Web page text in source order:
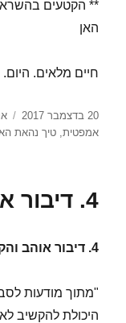
האן
חיים מלאים. היום.
פורסם
בתאריך
20 בדצמבר 2017
אמפטית,טיך נהאת
4. דיבור אוהב והקשבה עמוקה
4. דיבור אוהב והקשבה עמוקה
"מתוך מודעות
היכולת להקשיב